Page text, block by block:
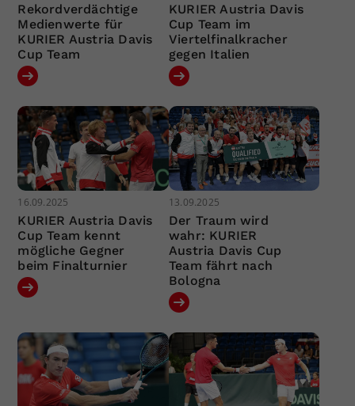
Rekordverdächtige
Medienwerte für
KURIER Austria Davis
Cup Team
KURIER Austria Davis
Cup Team im
Viertelfinalkracher
gegen Italien
16.09.2025
KURIER Austria Davis
Cup Team kennt
mögliche Gegner
beim Finalturnier
13.09.2025
Der Traum wird
wahr: KURIER
Austria Davis Cup
Team fährt nach
Bologna